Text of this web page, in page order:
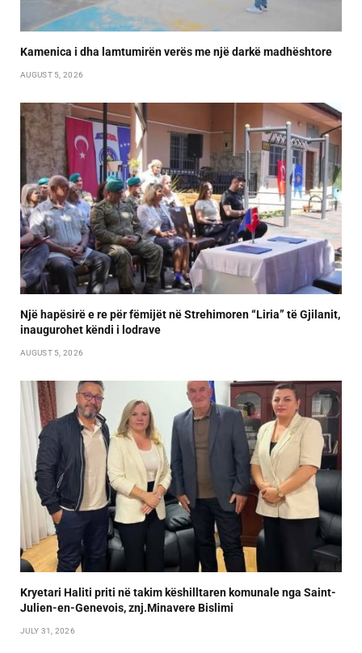
Kamenica i dha lamtumirën verës me një darkë madhështore
AUGUST 5, 2026
Një hapësirë e re për fëmijët në Strehimoren “Liria” të Gjilanit,
inaugurohet këndi i lodrave
AUGUST 5, 2026
Kryetari Haliti priti në takim këshilltaren komunale nga Saint-
Julien-en-Genevois, znj.Minavere Bislimi
JULY 31, 2026